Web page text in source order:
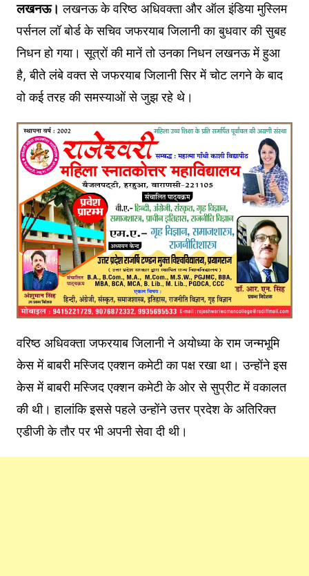
लखनऊ। लखनऊ के वरिष्ठ अधिवक्ता और ऑल इंडिया मुस्लिम
पर्सनल लॉ बोर्ड के सचिव जफरयाब जिलानी का बुधवार की सुबह
निधन हो गया। सूत्रों की मानें तो उनका निधन लखनऊ में हुआ
है, बीते लंबे वक्त से जफरयाब जिलानी सिर में चोट लगने के बाद
वो कई तरह की समस्याओं से जुझ रहे थे।
वरिष्ठ अधिवक्ता जफरयाब जिलानी ने अयोध्या के राम जन्मभूमि
केस में बाबरी मस्जिद एक्शन कमेटी का पक्ष रखा था। उन्होंने इस
केस में बाबरी मस्जिद एक्शन कमेटी के ओर से सुप्रीट में वकालत
की थी। हालांकि इससे पहले उन्होंने उत्तर प्रदेश के अतिरिक्त
एडीजी के तौर पर भी अपनी सेवा दी थी।